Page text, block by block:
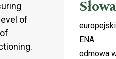
of
ENA
odmowa